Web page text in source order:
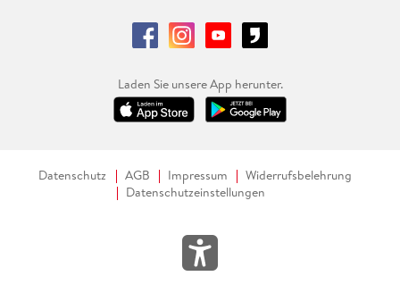
Laden Sie unsere App herunter.
Datenschutz AGB Impressum
Widerrufsbelehrung
Datenschutzeinstellungen